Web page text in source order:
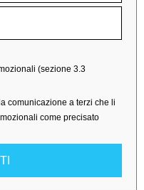
(sezione 3.3
comunicazione a terzi che li
come precisato